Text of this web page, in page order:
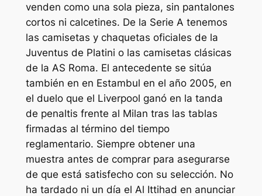
venden como una sola pieza, sin pantalones
cortos ni calcetines. De la Serie A tenemos
las camisetas y chaquetas oficiales de la
Juventus de Platini o las camisetas clásicas
de la AS Roma. El antecedente se sitúa
también en en Estambul en el año 2005, en
el duelo que el Liverpool ganó en la tanda
de penaltis frente al Milan tras las tablas
firmadas al término del tiempo
reglamentario. Siempre obtener una
muestra antes de comprar para asegurarse
de que está satisfecho con su selección. No
ha tardado ni un día el Al Ittihad en anunciar